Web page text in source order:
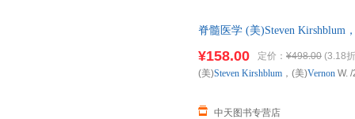
脊髓医学 (美)Steven Kirshblum
¥158.00 定价： ¥498.00 (3.18
中天图书专营店
(美)Steven Kirshblum ，(美)Vernon W. /